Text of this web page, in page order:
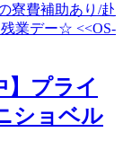
】プライ
ショベル